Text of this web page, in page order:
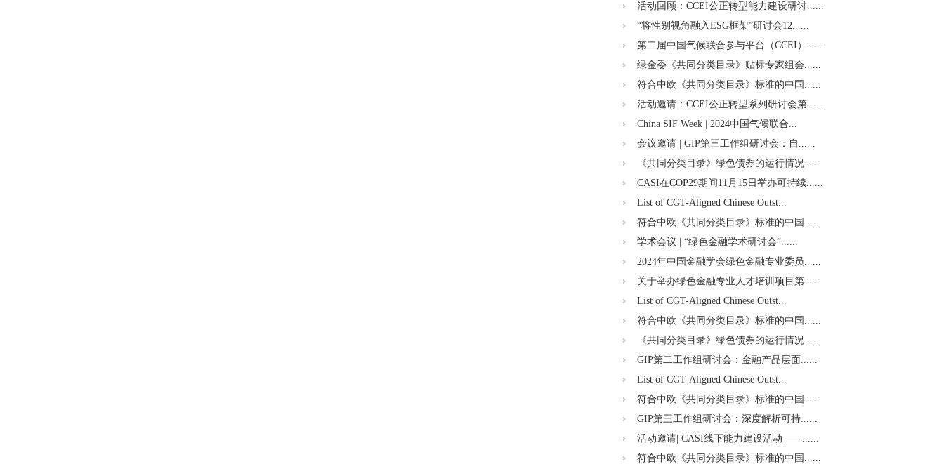
活动回顾：CCEI公正转型能力建设研讨......
“将性别视角融入ESG框架”研讨会12......
第二届中国气候联合参与平台（CCEI）......
绿金委《共同分类目录》贴标专家组会......
符合中欧《共同分类目录》标准的中国......
活动邀请：CCEI公正转型系列研讨会第......
China SIF Week | 2024中国气候联合...
会议邀请 | GIP第三工作组研讨会：自......
《共同分类目录》绿色债券的运行情况......
CASI在COP29期间11月15日举办可持续......
List of CGT-Aligned Chinese Outst...
符合中欧《共同分类目录》标准的中国......
学术会议 | “绿色金融学术研讨会”......
2024年中国金融学会绿色金融专业委员......
关于举办绿色金融专业人才培训项目第......
List of CGT-Aligned Chinese Outst...
符合中欧《共同分类目录》标准的中国......
《共同分类目录》绿色债券的运行情况......
GIP第二工作组研讨会：金融产品层面......
List of CGT-Aligned Chinese Outst...
符合中欧《共同分类目录》标准的中国......
GIP第三工作组研讨会：深度解析可持......
活动邀请| CASI线下能力建设活动——......
符合中欧《共同分类目录》标准的中国......